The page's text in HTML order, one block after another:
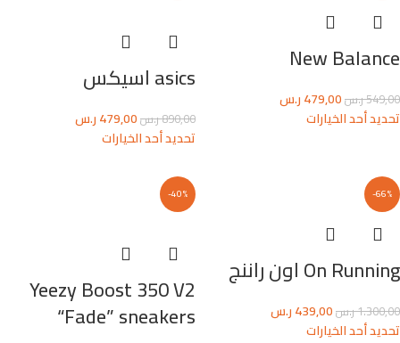
New Balance
549,00ر.س479,00ر.س
تحديد أحد الخيارات
asics اسيكس
890,00ر.س479,00ر.س
تحديد أحد الخيارات
-66%
On Running اون راننج
1.300,00ر.س439,00ر.س
تحديد أحد الخيارات
-40%
Yeezy Boost 350 V2
“Fade” sneakers